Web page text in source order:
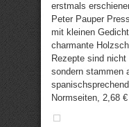
erstmals
Peter Pauper
mit kleinen
charmante
Rezepte sind
sondern stammen
Normseiten, 2,68